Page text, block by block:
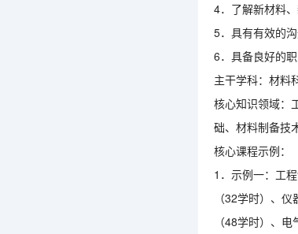
4．了解新材料
5．具有有效的
6．具备良好的
主干学科：材料
核心知识领域：
础、材料制备技
核心课程示例：
1．示例一：工
（32学时）、
（48学时）、